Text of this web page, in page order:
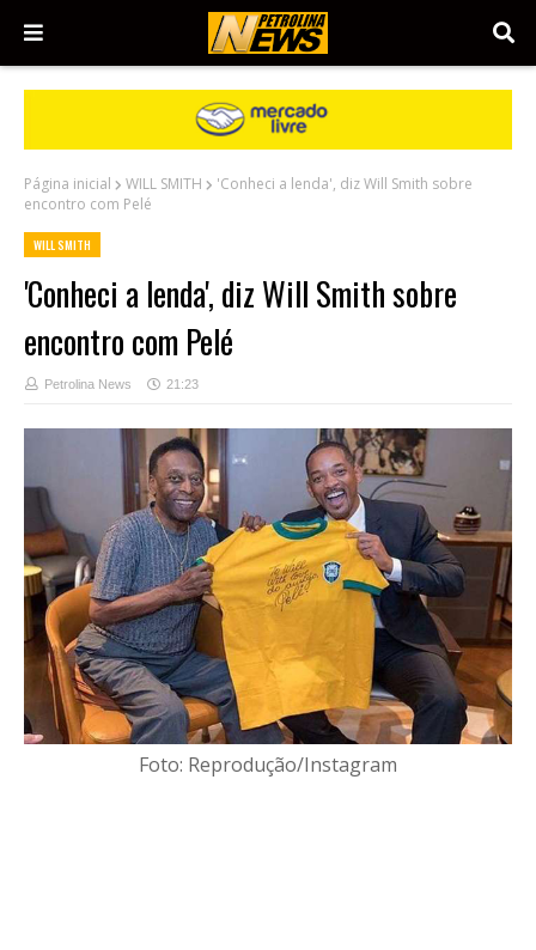
Página inicial WILL SMITH
'Conheci a lenda', diz Will Smith sobre
encontro com Pelé
WILL SMITH
'Conheci a lenda', diz Will Smith sobre
encontro com Pelé
Petrolina News 21:23
Foto: Reprodução/Instagram